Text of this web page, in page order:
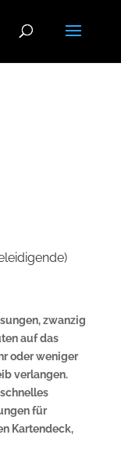
zwanzig
auf das
oder weniger
verlangen.
für
Kartendeck,